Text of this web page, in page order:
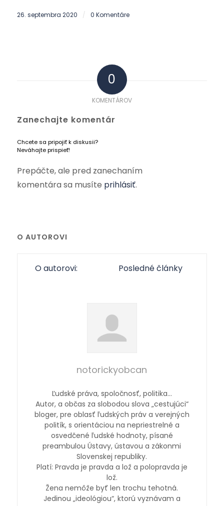
26. septembra 2020 / 0 Komentáre
0
KOMENTÁROV
Zanechajte komentár
Chcete sa pripojiť k diskusii?
Neváhajte prispieť!
Prepáčte, ale pred zanechaním
komentára sa musíte prihlásiť.
O AUTOROVI
O autorovi: Posledné články
notorickyobcan
Ľudské práva, spoločnosť, politika…
Autor, a občas za slobodou slova „cestujúci“
bloger, pre oblasť ľudských práv a verejných
politík, s orientáciou na nepriestrelné a
osvedčené ľudské hodnoty, písané
preambulou Ústavy, ústavou a zákonmi
Slovenskej republiky.
Platí: Pravda je pravda a lož a polopravda je
lož.
Žena nemôže byť len trochu tehotná.
Jedinou „ideológiou“, ktorú vyznávam a